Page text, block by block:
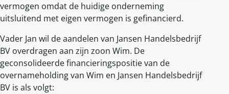
vermogen omdat de huidige onderneming
uitsluitend met eigen vermogen is gefinancierd.
Vader Jan wil de aandelen van Jansen Handelsbedrijf
BV overdragen aan zijn zoon Wim. De
geconsolideerde financieringspositie van de
overnameholding van Wim en Jansen Handelsbedrijf
BV is als volgt: